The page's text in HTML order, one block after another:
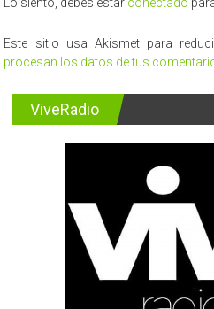
Este sitio usa Akismet para
procesan los datos de tus
ViveRadio